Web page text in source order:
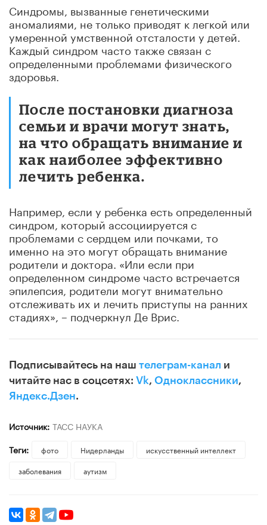
Синдромы, вызванные генетическими
аномалиями, не только приводят к легкой или
умеренной умственной отсталости у детей.
Каждый синдром часто также связан с
определенными проблемами физического
здоровья.
После постановки диагноза
семьи и врачи могут знать,
на что обращать внимание и
как наиболее эффективно
лечить ребенка.
Например, если у ребенка есть определенный
синдром, который ассоциируется с
проблемами с сердцем или почками, то
именно на это могут обращать внимание
родители и доктора. «Или если при
определенном синдроме часто встречается
эпилепсия, родители могут внимательно
отслеживать их и лечить приступы на ранних
стадиях», – подчеркнул Де Врис.
Подписывайтесь на наш телеграм-канал и
читайте нас в соцсетях: Vk, Одноклассники,
Яндекс.Дзен.
Источник: ТАСС НАУКА
Теги:
фото Нидерланды
искусственный интеллект
заболевания
аутизм